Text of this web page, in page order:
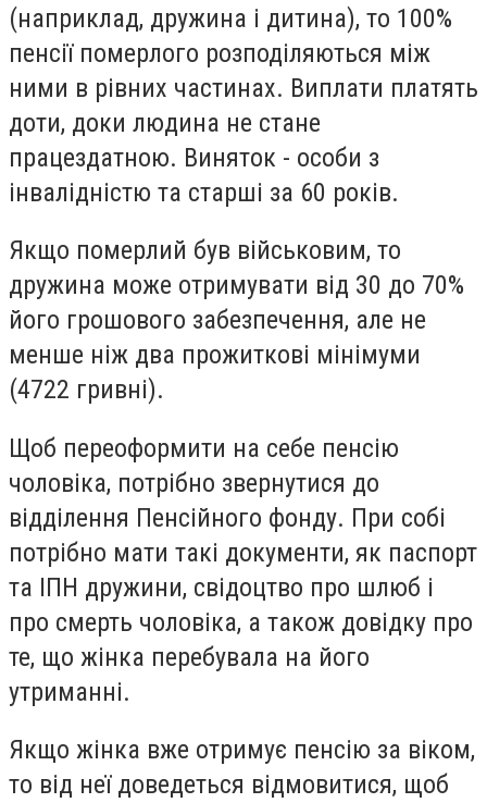
(наприклад, дружина і дитина), то 100%
пенсії померлого розподіляються між
ними в рівних частинах. Виплати платять
доти, доки людина не стане
працездатною. Виняток - особи з
інвалідністю та старші за 60 років.
Якщо померлий був військовим, то
дружина може отримувати від 30 до 70%
його грошового забезпечення, але не
менше ніж два прожиткові мінімуми
(4722 гривні).
Щоб переоформити на себе пенсію
чоловіка, потрібно звернутися до
відділення Пенсійного фонду. При собі
потрібно мати такі документи, як паспорт
та ІПН дружини, свідоцтво про шлюб і
про смерть чоловіка, а також довідку про
те, що жінка перебувала на його
утриманні.
Якщо жінка вже отримує пенсію за віком,
то від неї доведеться відмовитися, щоб